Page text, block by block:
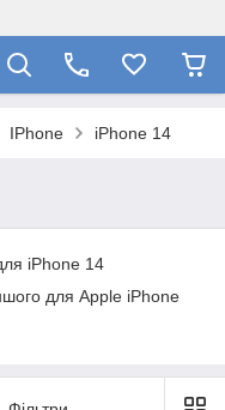
IPhone iPhone 14
iPhone 14
для Apple iPhone